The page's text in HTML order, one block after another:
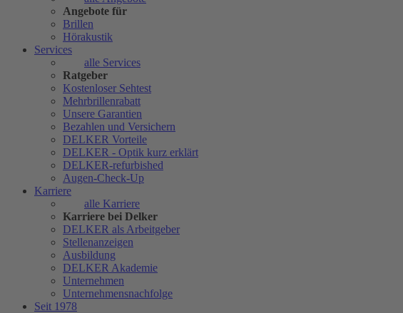
Angebote für
Brillen
Hörakustik
Services
alle Services
Ratgeber
Kostenloser Sehtest
Mehrbrillenrabatt
Unsere Garantien
Bezahlen und Versichern
DELKER Vorteile
DELKER - Optik kurz erklärt
DELKER-refurbished
Augen-Check-Up
Karriere
alle Karriere
Karriere bei Delker
DELKER als Arbeitgeber
Stellenanzeigen
Ausbildung
DELKER Akademie
Unternehmen
Unternehmensnachfolge
Seit 1978